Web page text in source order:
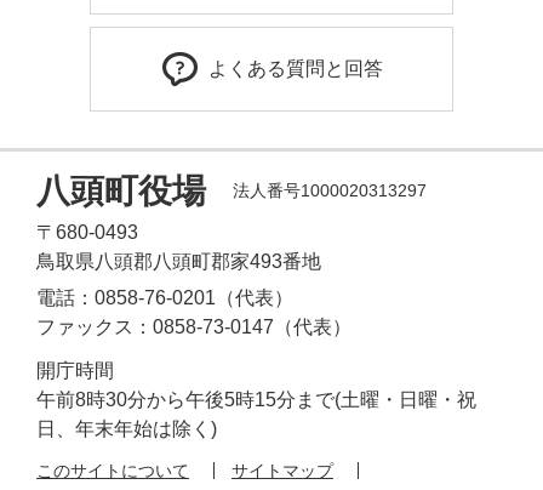
よくある質問と回答
八頭町役場 法人番号1000020313297
〒680-0493
鳥取県八頭郡八頭町郡家493番地
電話：0858-76-0201（代表）
ファックス：0858-73-0147（代表）
開庁時間
午前8時30分から午後5時15分まで(土曜・日曜・祝
日、年末年始は除く)
このサイトについて サイトマップ